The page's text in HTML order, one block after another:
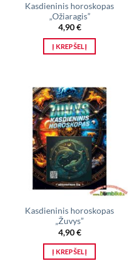
Kasdieninis horoskopas
„Ožiaragis”
4,90€
Į KREPŠELĮ
Kasdieninis horoskopas
„Žuvys”
4,90€
Į KREPŠELĮ